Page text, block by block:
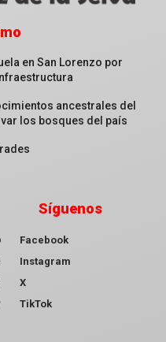
en San Lorenzo por
ancestrales del
los bosques del país
Síguenos
Facebook
Instagram
X
TikTok